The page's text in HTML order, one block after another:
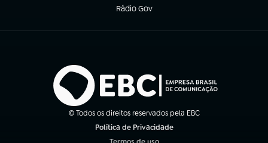
Rádio Gov
(abre em nova aba)
© Todos os direitos reservados pela EBC
Política de Privacidade